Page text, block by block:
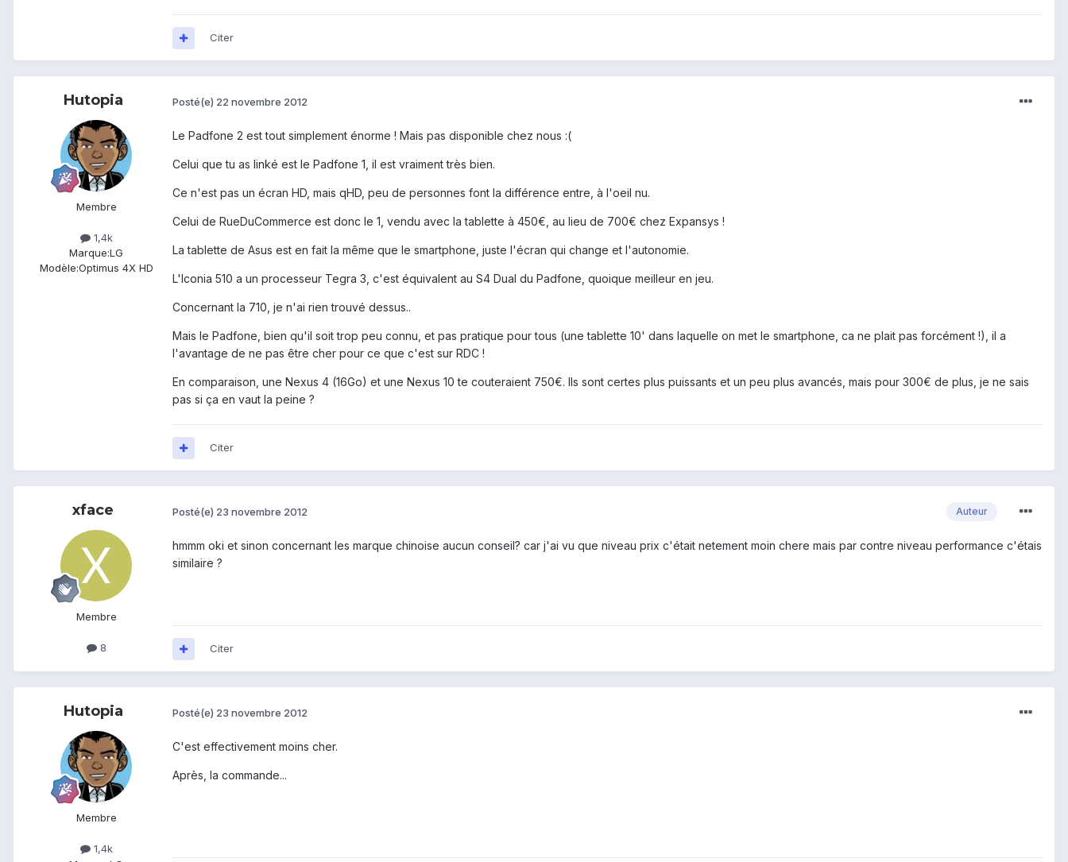
Citer
Hutopia
Membre
1,4k
Marque:LG
Modèle:Optimus 4X HD
Posté(e) 22 novembre 2012
Le Padfone 2 est tout simplement énorme ! Mais pas disponible chez nous :(
Celui que tu as linké est le Padfone 1, il est vraiment très bien.
Ce n'est pas un écran HD, mais qHD, peu de personnes font la différence entre, à l'oeil nu.
Celui de RueDuCommerce est donc le 1, vendu avec la tablette à 450€, au lieu de 700€ chez Expansys !
La tablette de Asus est en fait la même que le smartphone, juste l'écran qui change et l'autonomie.
L'Iconia 510 a un processeur Tegra 3, c'est équivalent au S4 Dual du Padfone, quoique meilleur en jeu.
Concernant la 710, je n'ai rien trouvé dessus..
Mais le Padfone, bien qu'il soit trop peu connu, et pas pratique pour tous (une tablette 10' dans laquelle on met le smartphone, ca ne plait pas forcément !), il a
l'avantage de ne pas être cher pour ce que c'est sur RDC !
En comparaison, une Nexus 4 (16Go) et une Nexus 10 te couteraient 750€. Ils sont certes plus puissants et un peu plus avancés, mais pour 300€ de plus, je ne sais
pas si ça en vaut la peine ?
Citer
xface
Membre
8
Auteur
Posté(e) 23 novembre 2012
hmmm oki et sinon concernant les marque chinoise aucun conseil? car j'ai vu que niveau prix c'était netement moin chere mais par contre niveau performance c'étais
similaire ?
Citer
Hutopia
Membre
1,4k
Posté(e) 23 novembre 2012
C'est effectivement moins cher.
Après, la commande...